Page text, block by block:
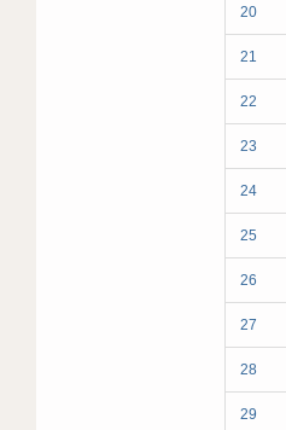
20
21
22
23
24
25
26
27
28
29